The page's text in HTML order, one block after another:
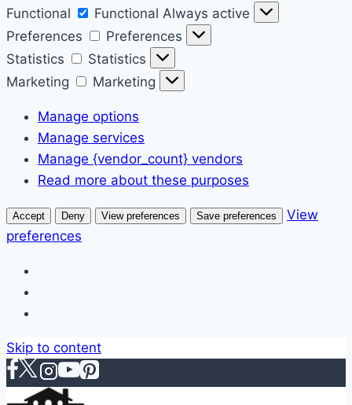
Functional
Functional Always active
Preferences
Preferences
Statistics
Statistics
Marketing
Marketing
Manage options
Manage services
Manage {vendor_count} vendors
Read more about these purposes
Accept Deny View preferences Save preferences
View
preferences
Skip to content